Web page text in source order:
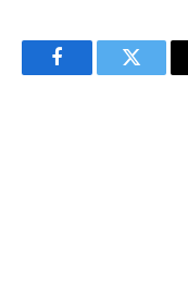
FacebookTwitter